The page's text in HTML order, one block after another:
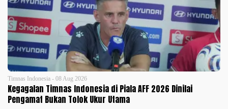
Timnas Indonesia - 08 Aug 2026
Kegagalan Timnas Indonesia di Piala AFF 2026 Dinilai
Pengamat Bukan Tolok Ukur Utama